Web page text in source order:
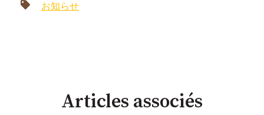
お知らせ
Articles associés